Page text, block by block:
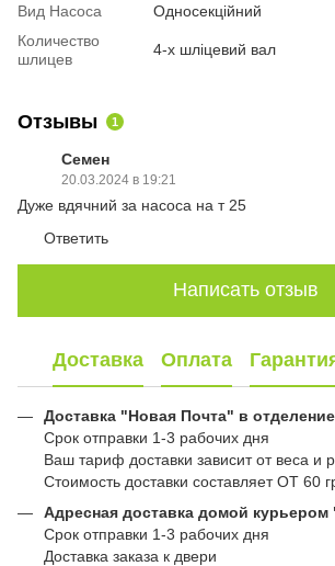
Вид Насоса
Односекційний
Количество
шлицев
4-х шліцевий вал
Отзывы 1
Семен
20.03.2024 в 19:21
Дуже вдячний за насоса на т 25
Ответить
Написать отзыв
Доставка Оплата
Доставка "Новая Почта" в отделение
Срок отправки 1-3 рабочих дня
Ваш тариф доставки зависит от веса и
Стоимость доставки составляет ОТ 60
Адресная доставка домой
Срок отправки 1-3 рабочих дня
Доставка заказа к двери